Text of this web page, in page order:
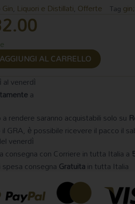
Gin, Liquori e Distillati, Offerte Tag
prezzo
attuale
€32.00.
AGGIUNGI AL CARRELLO
al venerdì
a
rendere saranno acquistabili solo su
GRA, è possibile ricevere il pacco il
venerdì
consegna con Corriere in tutta Italia a
consegnaGratuitain tutta Italia